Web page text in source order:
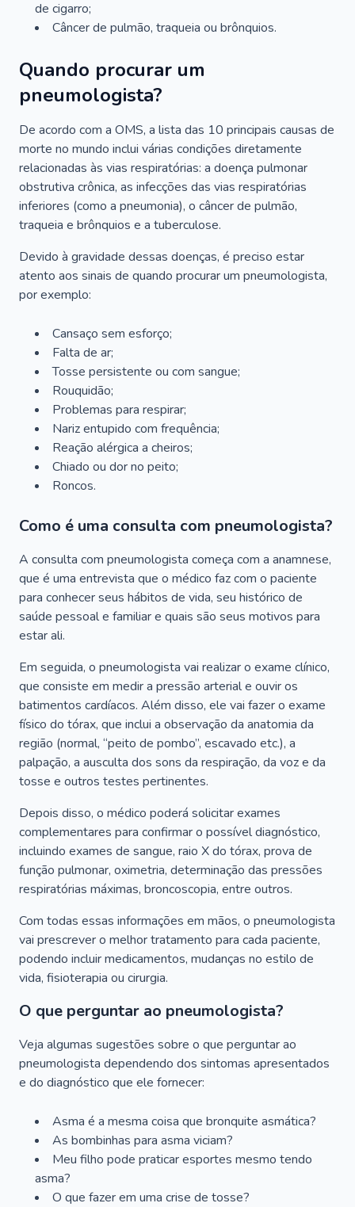
de cigarro;
Câncer de pulmão, traqueia ou brônquios.
Quando procurar um
pneumologista?
De acordo com a OMS, a lista das 10 principais causas de
morte no mundo inclui várias condições diretamente
relacionadas às vias respiratórias: a doença pulmonar
obstrutiva crônica, as infecções das vias respiratórias
inferiores (como a pneumonia), o câncer de pulmão,
traqueia e brônquios e a tuberculose.
Devido à gravidade dessas doenças, é preciso estar
atento aos sinais de quando procurar um pneumologista,
por exemplo:
Cansaço sem esforço;
Falta de ar;
Tosse persistente ou com sangue;
Rouquidão;
Problemas para respirar;
Nariz entupido com frequência;
Reação alérgica a cheiros;
Chiado ou dor no peito;
Roncos.
Como é uma consulta com pneumologista?
A consulta com pneumologista começa com a anamnese,
que é uma entrevista que o médico faz com o paciente
para conhecer seus hábitos de vida, seu histórico de
saúde pessoal e familiar e quais são seus motivos para
estar ali.
Em seguida, o pneumologista vai realizar o exame clínico,
que consiste em medir a pressão arterial e ouvir os
batimentos cardíacos. Além disso, ele vai fazer o exame
físico do tórax, que inclui a observação da anatomia da
região (normal, “peito de pombo”, escavado etc.), a
palpação, a ausculta dos sons da respiração, da voz e da
tosse e outros testes pertinentes.
Depois disso, o médico poderá solicitar exames
complementares para confirmar o possível diagnóstico,
incluindo exames de sangue, raio X do tórax, prova de
função pulmonar, oximetria, determinação das pressões
respiratórias máximas, broncoscopia, entre outros.
Com todas essas informações em mãos, o pneumologista
vai prescrever o melhor tratamento para cada paciente,
podendo incluir medicamentos, mudanças no estilo de
vida, fisioterapia ou cirurgia.
O que perguntar ao pneumologista?
Veja algumas sugestões sobre o que perguntar ao
pneumologista dependendo dos sintomas apresentados
e do diagnóstico que ele fornecer:
Asma é a mesma coisa que bronquite asmática?
As bombinhas para asma viciam?
Meu filho pode praticar esportes mesmo tendo
asma?
O que fazer em uma crise de tosse?